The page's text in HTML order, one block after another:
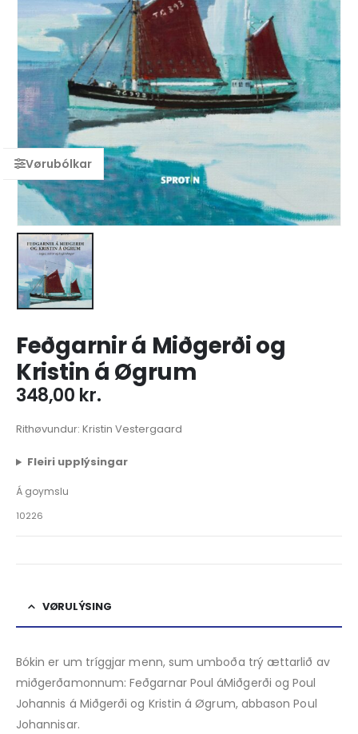
Feðgarnir á Miðgerði og
Kristin á Øgrum
348,00 kr.
Rithøvundur: Kristin Vestergaard
Fleiri upplýsingar
Á goymslu
10226
VØRULÝSING
Bókin er um tríggjar menn, sum umboða trý ættarlið av
miðgerða­monnum: Feðgarnar Poul áMiðgerði og Poul
Johannis á Miðgerði og Kristin á Øgrum, abbason Poul
Johannisar.